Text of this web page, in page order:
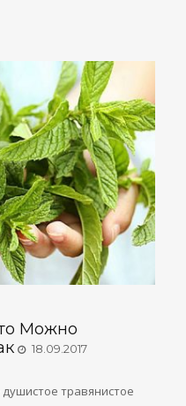
Можно
18.09.2017
травянистое